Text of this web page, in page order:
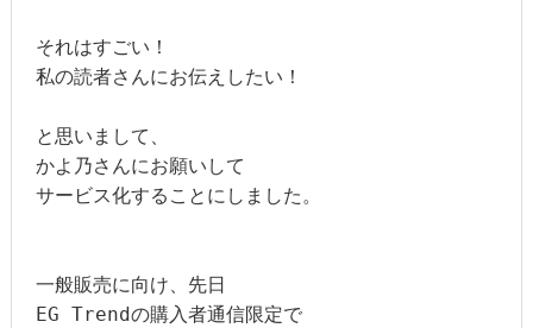
それはすごい！
私の読者さんにお伝えしたい！
と思いまして、
かよ乃さんにお願いして
サービス化することにしました。
一般販売に向け、先日
EG Trendの購入者通信限定で